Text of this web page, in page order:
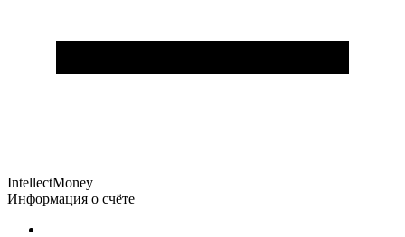
IntellectMoney
Информация о счёте